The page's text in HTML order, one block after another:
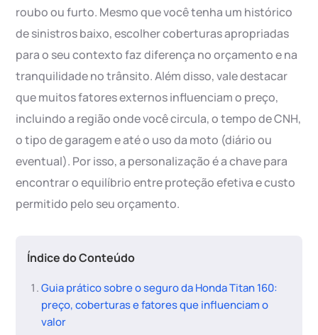
roubo ou furto. Mesmo que você tenha um histórico
de sinistros baixo, escolher coberturas apropriadas
para o seu contexto faz diferença no orçamento e na
tranquilidade no trânsito. Além disso, vale destacar
que muitos fatores externos influenciam o preço,
incluindo a região onde você circula, o tempo de CNH,
o tipo de garagem e até o uso da moto (diário ou
eventual). Por isso, a personalização é a chave para
encontrar o equilíbrio entre proteção efetiva e custo
permitido pelo seu orçamento.
Índice do Conteúdo
Guia prático sobre o seguro da Honda Titan 160:
preço, coberturas e fatores que influenciam o
valor